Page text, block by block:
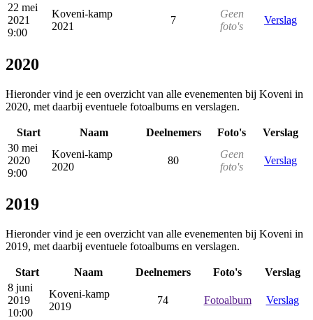
22 mei
2021
9:00
Koveni-kamp
2021
7
Geen
foto's
Verslag
2020
Hieronder vind je een overzicht van alle evenementen bij Koveni in
2020, met daarbij eventuele fotoalbums en verslagen.
Start Naam Deelnemers Foto's
Verslag
30 mei
2020
9:00
Koveni-kamp
2020
80
Geen
foto's
Verslag
2019
Hieronder vind je een overzicht van alle evenementen bij Koveni in
2019, met daarbij eventuele fotoalbums en verslagen.
Start Naam Deelnemers Foto's
Verslag
8 juni
2019
10:00
Koveni-kamp
2019
74 Fotoalbum Verslag